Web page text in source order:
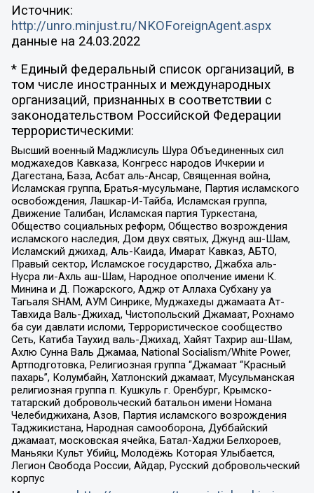
Источник:
http://unro.minjust.ru/NKOForeignAgent.aspx
данные на 24.03.2022
* Единый федеральный список организаций, в
том числе иностранных и международных
организаций, признанных в соответствии с
законодательством Российской Федерации
террористическими:
Высший военный Маджлисуль Шура Объединенных сил
моджахедов Кавказа, Конгресс народов Ичкерии и
Дагестана, База, Асбат аль-Ансар, Священная война,
Исламская группа, Братья-мусульмане, Партия исламского
освобождения, Лашкар-И-Тайба, Исламская группа,
Движение Талибан, Исламская партия Туркестана,
Общество социальных реформ, Общество возрождения
исламского наследия, Дом двух святых, Джунд аш-Шам,
Исламский джихад, Аль-Каида, Имарат Кавказ, АБТО,
Правый сектор, Исламское государство, Джабха аль-
Нусра ли-Ахль аш-Шам, Народное ополчение имени К.
Минина и Д. Пожарского, Аджр от Аллаха Субхану уа
Тагьаля SHAM, АУМ Синрике, Муджахеды джамаата Ат-
Тавхида Валь-Джихад, Чистопольский Джамаат, Рохнамо
ба суи давлати исломи, Террористическое сообщество
Сеть, Катиба Таухид валь-Джихад, Хайят Тахрир аш-Шам,
Ахлю Сунна Валь Джамаа, National Socialism/White Power,
Артподготовка, Религиозная группа “Джамаат “Красный
пахарь”, Колумбайн, Хатлонский джамаат, Мусульманская
религиозная группа п. Кушкуль г. Оренбург, Крымско-
татарский добровольческий батальон имени Номана
Челебиджихана, Азов, Партия исламского возрождения
Таджикистана, Народная самооборона, Дуббайский
джамаат, московская ячейка, Батал-Хаджи Белхороев,
Маньяки Культ Убийц, Молодёжь Которая Улыбается,
Легион Свобода России, Айдар, Русский добровольческий
корпус